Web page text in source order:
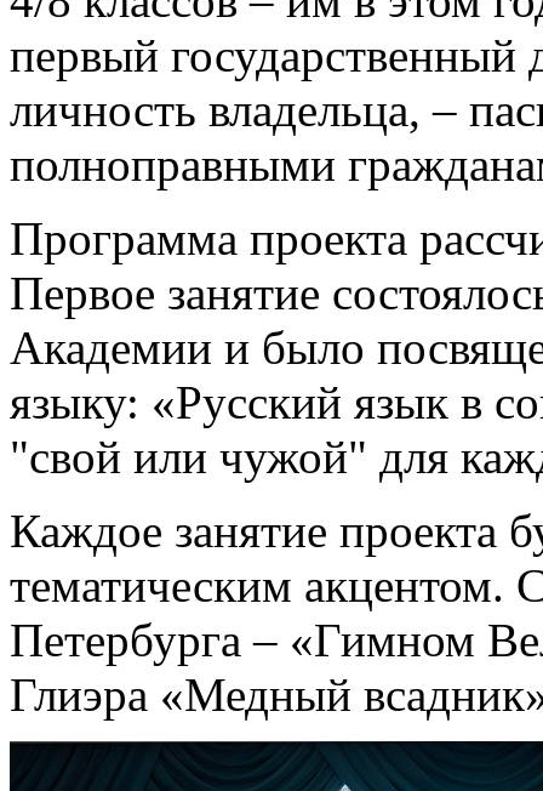
первый
личность владельца, –
полноправными
Программа проекта
Первое занятие
Академии и было
языку: «Русский язык в
"свой или чужой" для
Каждое занятие проекта
тематическим акцентом.
Петербурга – «Гимном
Глиэра «Медный